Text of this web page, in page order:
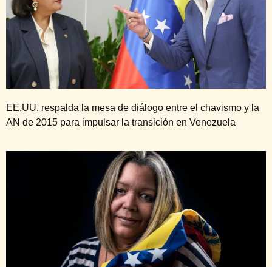
EE.UU. respalda la mesa de diálogo entre el chavismo y la
AN de 2015 para impulsar la transición en Venezuela